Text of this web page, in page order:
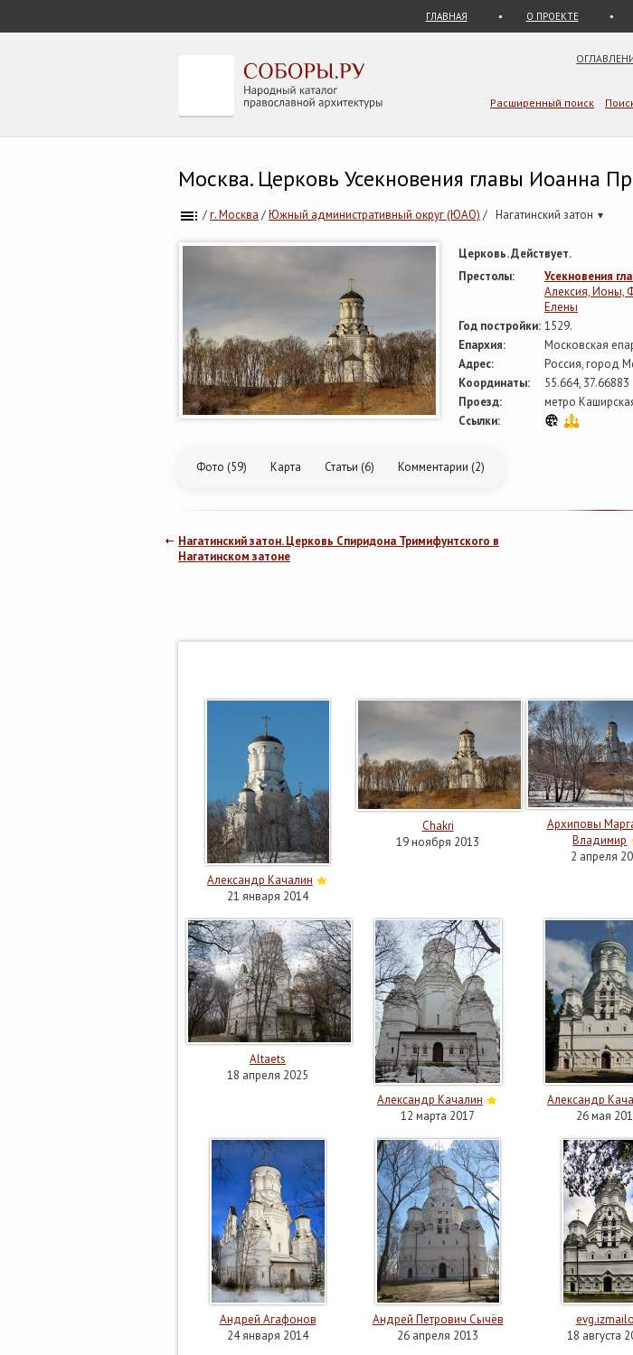
ГЛАВНАЯ О ПРОЕКТЕ
Расширенный поиск
Москва. Церковь Усекновения главы Иоанна
/г. Москва /Южный административный округ (ЮАО) / Нагатинский затон ▾
Церковь. Действует.
Престолы:
Усекновения
Алексия, Ионы,
Елены
Год постройки: 1529.
Епархия:
Московская
Адрес:
Россия, город
Координаты:
55.664, 37.66883
Проезд:
метро
Ссылки:
Фото (59) Карта Статьи (6) Комментарии (2)
Нагатинский затон. Церковь Спиридона Тримифунтского в
Нагатинском затоне
Александр Качалин
21 января 2014
Chakri
19 ноября 2013
Архиповы
Владимир
2 апреля
Altaets
18 апреля 2025
Александр Качалин
12 марта 2017
Александр
26 мая
Андрей Агафонов
24 января 2014
Андрей Петрович Сычёв
26 апреля 2013
18 августа